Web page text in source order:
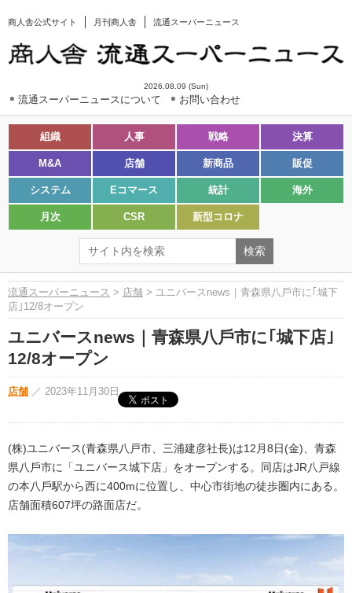
商人舎公式サイト 月刊商人舎 流通スーパーニュース
2026.08.09 (Sun)
流通スーパーニュースについて お問い合わせ
組織 人事 戦略 決算
M&A 店舗 新商品 販促
システム Eコマース 統計 海外
月次 CSR 新型コロナ
流通スーパーニュース > 店舗 > ユニバースnews｜⻘森県⼋⼾市に｢城下
店｣12/8オープン
ユニバースnews｜⻘森県⼋⼾市に｢城下店｣
12/8オープン
店舗 ／ 2023年11月30日
(株)ユニバース(青森県八戸市、三浦建彦社長)は12月8日(金)、⻘森
県⼋⼾市に「ユニバース城下店」をオープンする。同店はJR八戸線
の本⼋⼾駅から西に400mに位置し、中心市街地の徒歩圏内にある。
店舗面積607坪の路面店だ。